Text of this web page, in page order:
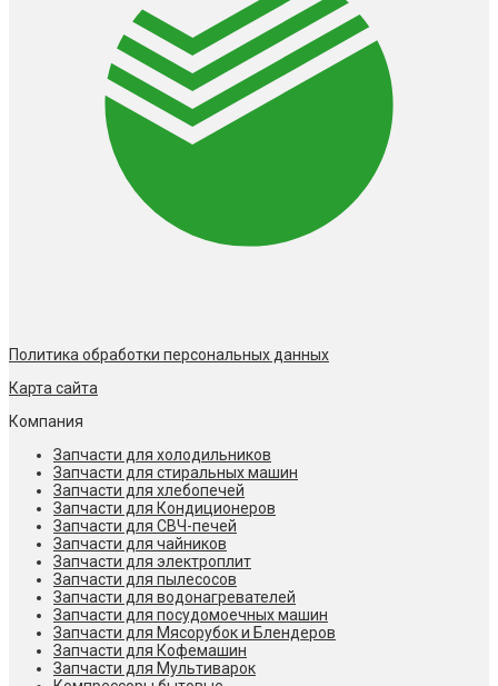
Политика обработки персональных данных
Карта сайта
Компания
Запчасти для холодильников
Запчасти для стиральных машин
Запчасти для хлебопечей
Запчасти для Кондиционеров
Запчасти для СВЧ-печей
Запчасти для чайников
Запчасти для электроплит
Запчасти для пылесосов
Запчасти для водонагревателей
Запчасти для посудомоечных машин
Запчасти для Мясорубок и Блендеров
Запчасти для Кофемашин
Запчасти для Мультиварок